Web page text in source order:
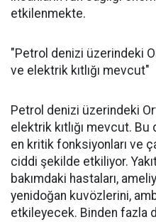
etkilenmekte.
"Petrol denizi üzerindeki
ve elektrik kıtlığı mevcut"
Petrol denizi üzerindeki
elektrik kıtlığı mevcut.
en kritik fonksiyonları ve
ciddi şekilde etkiliyor.
bakımdaki hastaları,
yenidoğan kuvözlerini,
etkileyecek. Binden fazla